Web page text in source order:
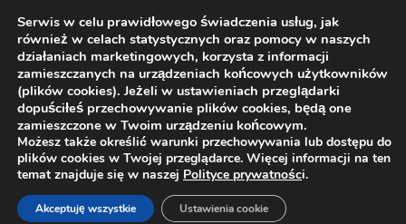
Strona główna
Sklep
Segregatory na śmieci
Serwis w celu prawidłowego świadczenia usług, jak
również w celach statystycznych oraz pomocy w naszych
działaniach marketingowych, korzysta z informacji
zamieszczanych na urządzeniach końcowych użytkowników
(plików cookies). Jeżeli w ustawieniach przeglądarki
dopuściłeś przechowywanie plików cookies, będą one
zamieszczone w Twoim urządzeniu końcowym.
Możesz także określić warunki przechowywania lub dostępu do
plików cookies w Twojej przeglądarce. Więcej informacji na ten
temat znajduje się w naszej Polityce prywatności.
Akceptuję wszystkie Ustawienia cookie